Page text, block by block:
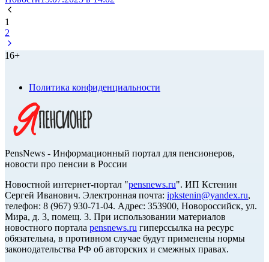
1
2
16+
Политика конфиденциальности
PensNews - Информационный портал для пенсионеров,
новости про пенсии в России
Новостной интернет-портал "pensnews.ru". ИП Кстенин
Сергей Иванович. Электронная почта: ipkstenin@yandex.ru,
телефон: 8 (967) 930-71-04. Адрес: 353900, Новороссийск, ул.
Мира, д. 3, помещ. 3. При использовании материалов
новостного портала pensnews.ru гиперссылка на ресурс
обязательна, в противном случае будут применены нормы
законодательства РФ об авторских и смежных правах.